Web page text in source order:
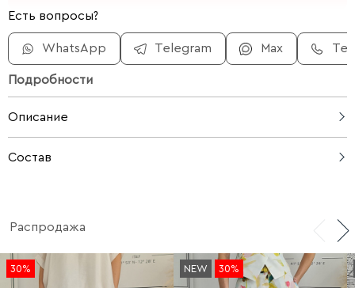
Есть вопросы?
WhatsApp Telegram Max
Подробности
Описание
Романтичная блузка с нежным цветочным принтом и
брюками и юбками, подойдя и для офиса, и для
Сделано в Италии.
Состав
Распродажа
30% NEW 30%